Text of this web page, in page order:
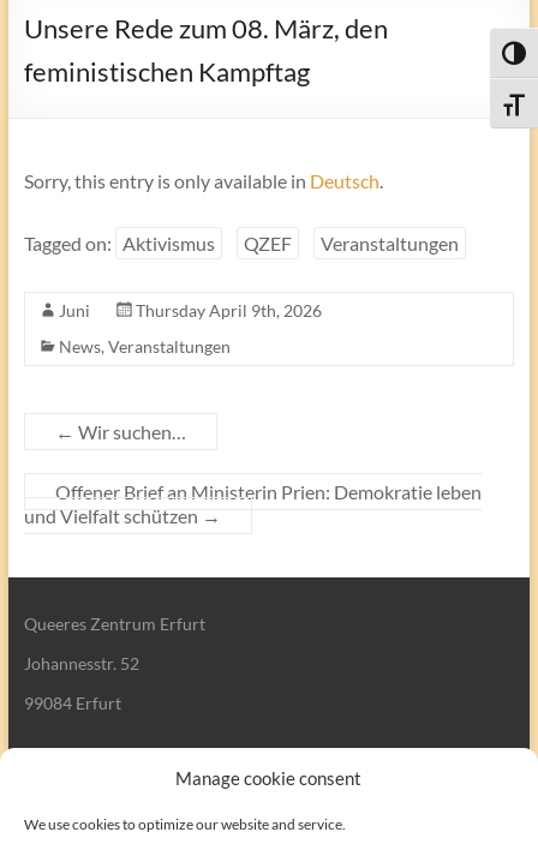
Manage cookie consent
We use cookies to optimize our website and service.
Unsere Rede zum 08. März, den
feministischen Kampftag
Sorry, this entry is only available in Deutsch.
Tagged on: Aktivismus QZEF Veranstaltungen
Juni
Thursday April 9th, 2026
News, Veranstaltungen
← Wir suchen…
Offener Brief an Ministerin Prien: Demokratie leben
und Vielfalt schützen →
Queeres Zentrum Erfurt
Johannesstr. 52
99084 Erfurt